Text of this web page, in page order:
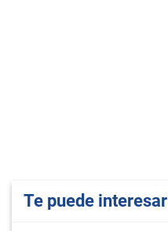
Te puede interesar